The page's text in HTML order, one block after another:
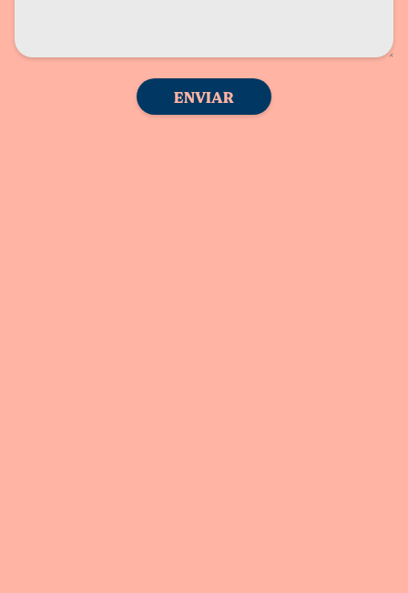
ENVIAR